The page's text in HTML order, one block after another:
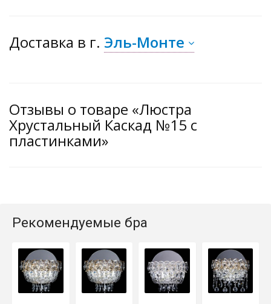
Доставка в г. Эль-Монте
Отзывы о товаре «Люстра
Хрустальный Каскад №15 с
пластинками»
Рекомендуемые бра